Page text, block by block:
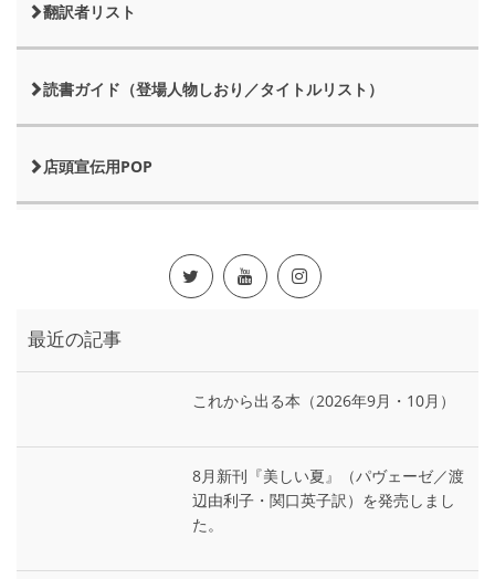
翻訳者リスト
読書ガイド（登場人物しおり／タイトルリスト）
店頭宣伝用POP
最近の記事
これから出る本（2026年9月・10月）
8月新刊『美しい夏』（パヴェーゼ／渡
辺由利子・関口英子訳）を発売しまし
た。